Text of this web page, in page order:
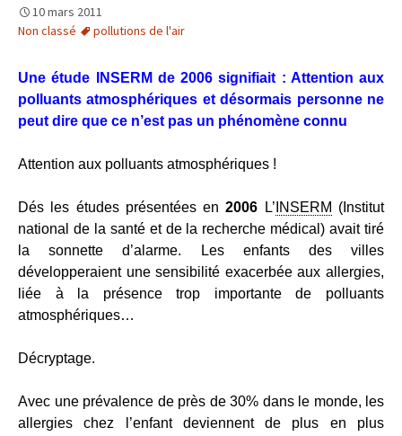
10 mars 2011
Non classé
pollutions de l'air
Une étude INSERM de 2006 signifiait : Attention aux
polluants atmosphériques et désormais personne ne
peut dire que ce n’est pas un phénomène connu
Attention aux polluants atmosphériques !
Dés les études présentées en2006 L’ INSERM (Institut
national de la santé et de la recherche médical) avait tiré
la sonnette d’alarme. Les enfants des villes
développeraient une sensibilité exacerbée aux allergies,
liée à la présence trop importante de polluants
atmosphériques…
Décryptage.
Avec une prévalence de près de 30% dans le monde, les
allergies chez l’enfant deviennent de plus en plus